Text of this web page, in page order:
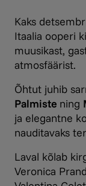
Kaks
Itaalia ooperi
muusikast,
atmosfäärist.
Õhtut juhib
Palmiste ning
ja elegantne
nauditavaks
Laval kõlab
Veronica